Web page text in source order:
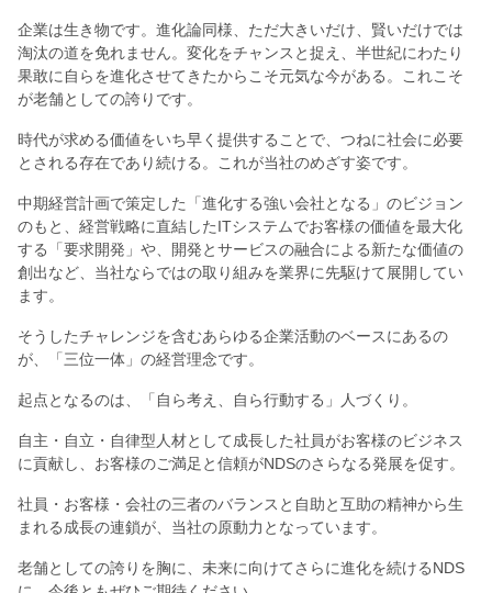
企業は生き物です。進化論同様、ただ大きいだけ、賢いだけでは
淘汰の道を免れません。変化をチャンスと捉え、半世紀にわたり
果敢に自らを進化させてきたからこそ元気な今がある。これこそ
が老舗としての誇りです。
時代が求める価値をいち早く提供することで、つねに社会に必要
とされる存在であり続ける。これが当社のめざす姿です。
中期経営計画で策定した「進化する強い会社となる」のビジョン
のもと、経営戦略に直結したITシステムでお客様の価値を最大化
する「要求開発」や、開発とサービスの融合による新たな価値の
創出など、当社ならではの取り組みを業界に先駆けて展開してい
ます。
そうしたチャレンジを含むあらゆる企業活動のベースにあるの
が、「三位一体」の経営理念です。
起点となるのは、「自ら考え、自ら行動する」人づくり。
自主・自立・自律型人材として成長した社員がお客様のビジネス
に貢献し、お客様のご満足と信頼がNDSのさらなる発展を促す。
社員・お客様・会社の三者のバランスと自助と互助の精神から生
まれる成長の連鎖が、当社の原動力となっています。
老舗としての誇りを胸に、未来に向けてさらに進化を続けるNDS